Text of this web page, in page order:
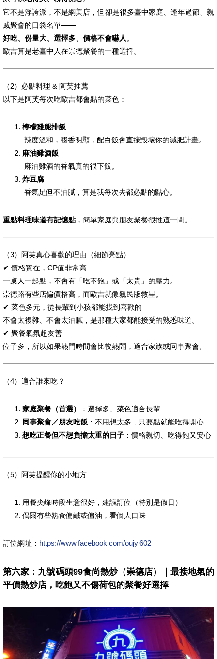
它不是浮誇派，不是網美店，但卻是很多臺中家庭、逢年過節、親
戚聚會的口袋名單——
好吃、份量大、選擇多、價格不會嚇人 。
歐吉算是老臺中人在崇德聚餐的一種選擇。
（2）必點料理 & 阿芙推薦
以下是阿芙每次吃歐吉都會點的菜色：
檸檬雞腿排飯
辣度溫和，醬香明顯，配白飯會直接毀壞你的減肥計畫。
麻油雞酒飯
麻油雞酒的香氣真的很下飯。
炸豆腐
香氣足但不油膩，算是我每次去都必點的點心。
重點料理味道有記憶點 ，簡單家庭與朋友聚餐很推這一間。
（3）阿芙真心喜歡的理由（細節亮點）
✔ 價格實在，CP值非常高
一桌人一起點，不會有「吃不飽」或「太貴」的壓力。
崇德路有些店偏價格高，而歐吉就像親民版救星。
✔ 菜色多元，從長輩到小孩都能找到喜歡的
不會太複雜、不會太油膩，是那種大家都能接受的熟悉味道。
✔ 聚餐氣氛超友善
位子多，所以如果熱門時間會比較熱鬧，適合家族或同事聚會。
（4）適合誰來吃？
家庭聚餐（首選）
：選擇多、菜色適合長輩
同事聚會／朋友吃飯 ：不用想太多，只要點就能吃得開心
想吃正餐但不想負擔太重的日子 ：價格親切、吃得飽又安心
（5）阿芙提醒你的小地方
用餐尖峰時段生意很好，建議訂位（特別是假日）
偶爾有些熟食偏鹹或偏油，看個人口味
訂位網址： https://www.facebook.com/oujyi602
第六家：九號碼頭99食尚熱炒（崇德店）｜最接地氣的
平價熱炒店，吃飽又不傷荷包的聚餐好選擇